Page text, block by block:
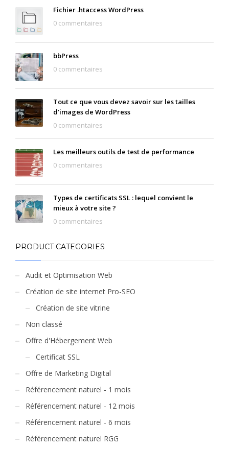
Fichier .htaccess WordPress
0 commentaires
bbPress
0 commentaires
Tout ce que vous devez savoir sur les tailles
d’images de WordPress
0 commentaires
Les meilleurs outils de test de performance
0 commentaires
Types de certificats SSL : lequel convient le
mieux à votre site ?
0 commentaires
PRODUCT CATEGORIES
Audit et Optimisation Web
Création de site internet Pro-SEO
Création de site vitrine
Non classé
Offre d'Hébergement Web
Certificat SSL
Offre de Marketing Digital
Référencement naturel - 1 mois
Référencement naturel - 12 mois
Référencement naturel - 6 mois
Référencement naturel RGG